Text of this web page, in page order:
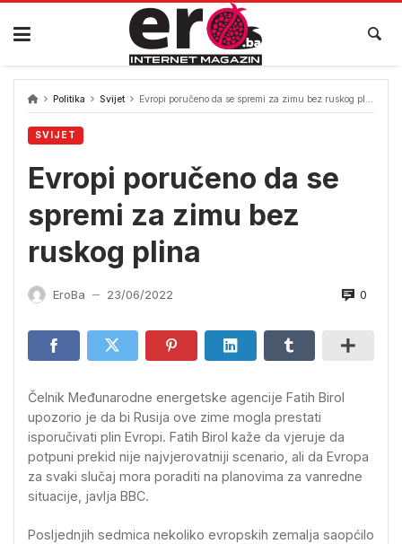
Skip
content
Politika Svijet Evropi poručeno da se spremi za zimu bez ruskog plina
SVIJET
Evropi poručeno da se
spremi za zimu bez
ruskog plina
EroBa — 23/06/2022 0
Čelnik Međunarodne energetske agencije Fatih Birol
upozorio je da bi Rusija ove zime mogla prestati
isporučivati plin Evropi. Fatih Birol kaže da vjeruje da
potpuni prekid nije najvjerovatniji scenario, ali da Evropa
za svaki slučaj mora poraditi na planovima za vanredne
situacije, javlja BBC.
Posljednjih sedmica nekoliko evropskih zemalja saopćilo